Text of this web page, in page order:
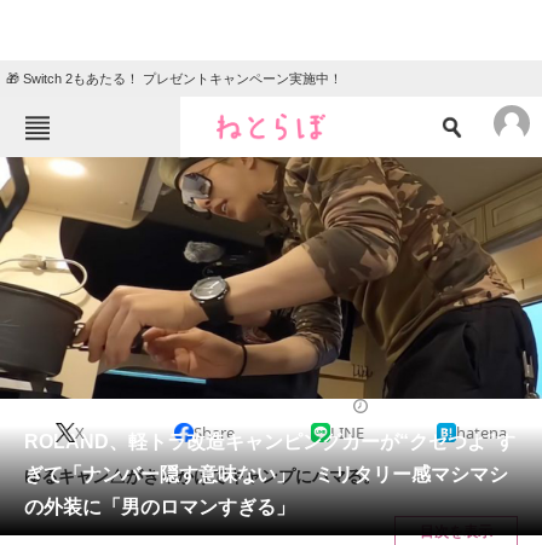
🎁 Switch 2もあたる！ プレゼントキャンペーン実施中！
ねとらぼメニュー
TOP ニュース
エンタメ クイズ
グルメ 地域
教育・育児
動物 リサーチ
会員記事
メディア
注目記事を集めた総合ページ
ROLAND、軽トラ改造キャンピングカーが“クセつよ”す
ぎて「ナンバー隠す意味ない」 ミリタリー感マシマシ
の外装に「男のロマンすぎる」
X Share LINE hatena
ゆるキャン△がきっかけでキャンプにハマる。
目次を表示